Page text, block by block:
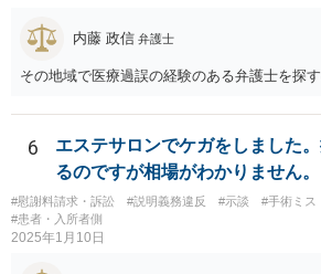
内藤 政信 弁護士
その地域で医療過誤の経験のある弁護士を探
6
エステサロンでケガをしました
るのですが相場がわかりません。
#慰謝料請求・訴訟 #説明義務違反 #示談 #手術ミス
#患者・入所者側
2025年1月10日